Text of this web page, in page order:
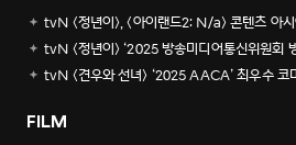
tvN <정년이>, <아이랜드2: N/a> 콘텐츠 아
tvN <정년이> ‘2025 방송미디어통신위원회
tvN <견우와 선녀> ‘2025 AACA’ 최우수 코
FILM